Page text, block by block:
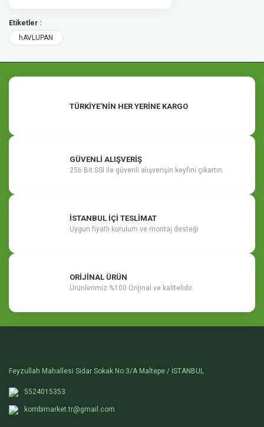
Etiketler :
hAVLUPAN
TÜRKİYE'NİN HER YERİNE KARGO
GÜVENLİ ALIŞVERİŞ
256 Bit SSl ile güvenli alışverişin keyfini çıkartın.
İSTANBUL İÇİ TESLİMAT
Uygun fiyatlı kurulum ve montaj desteği
ORİJİNAL ÜRÜN
Ürünlerimiz %100 Orijinal ve kalitelidir.
Feyzullah Mahallesi Sidar Sokak No:3/A Maltepe / İSTANBUL
5524015353
kombimarket.tr@gmail.com